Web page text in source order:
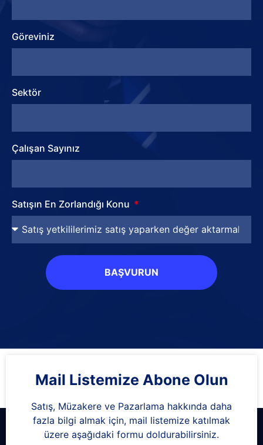
Göreviniz
Sektör
Çalışan Sayınız
Satışın En Zorlandığı Konu
BAŞVURUN
Mail Listemize Abone Olun
Satış, Müzakere ve Pazarlama hakkında daha
fazla bilgi almak için, mail listemize katılmak
üzere aşağıdaki formu doldurabilirsiniz.